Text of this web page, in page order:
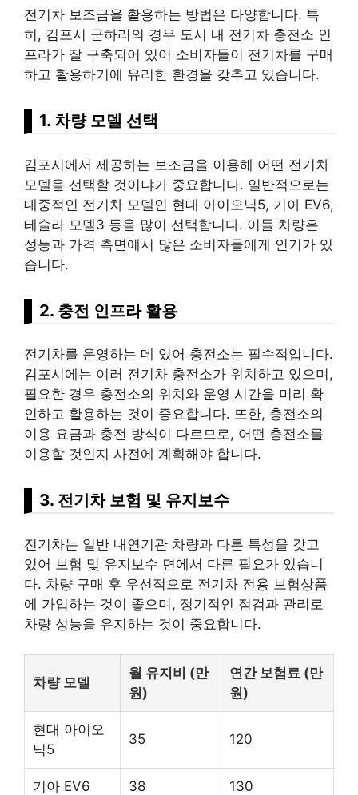
전기차 보조금을 활용하는 방법은 다양합니다. 특
히, 김포시 군하리의 경우 도시 내 전기차 충전소 인
프라가 잘 구축되어 있어 소비자들이 전기차를 구매
하고 활용하기에 유리한 환경을 갖추고 있습니다.
1. 차량 모델 선택
김포시에서 제공하는 보조금을 이용해 어떤 전기차
모델을 선택할 것이냐가 중요합니다. 일반적으로는
대중적인 전기차 모델인 현대 아이오닉5, 기아 EV6,
테슬라 모델3 등을 많이 선택합니다. 이들 차량은
성능과 가격 측면에서 많은 소비자들에게 인기가 있
습니다.
2. 충전 인프라 활용
전기차를 운영하는 데 있어 충전소는 필수적입니다.
김포시에는 여러 전기차 충전소가 위치하고 있으며,
필요한 경우 충전소의 위치와 운영 시간을 미리 확
인하고 활용하는 것이 중요합니다. 또한, 충전소의
이용 요금과 충전 방식이 다르므로, 어떤 충전소를
이용할 것인지 사전에 계획해야 합니다.
3. 전기차 보험 및 유지보수
전기차는 일반 내연기관 차량과 다른 특성을 갖고
있어 보험 및 유지보수 면에서 다른 필요가 있습니
다. 차량 구매 후 우선적으로 전기차 전용 보험상품
에 가입하는 것이 좋으며, 정기적인 점검과 관리로
차량 성능을 유지하는 것이 중요합니다.
차량 모델
월 유지비 (만
원)
연간 보험료 (만
원)
현대 아이오
닉5
35 120
기아 EV6 38 130